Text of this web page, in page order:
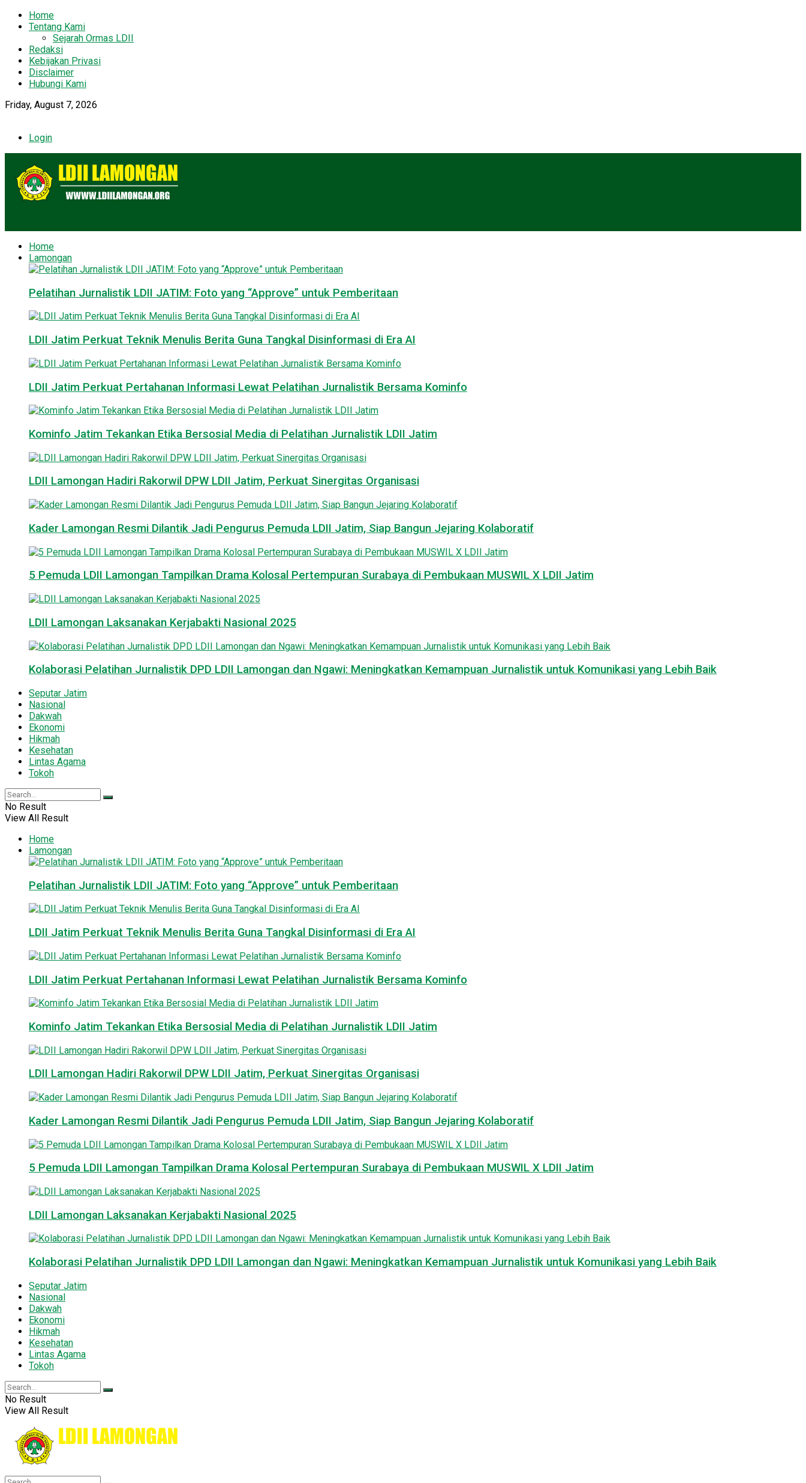
Home
Tentang Kami
Sejarah Ormas LDII
Redaksi
Kebijakan Privasi
Disclaimer
Hubungi Kami
Friday, August 7, 2026
Login
Home
Lamongan
Pelatihan Jurnalistik LDII JATIM: Foto yang “Approve” untuk Pemberitaan
LDII Jatim Perkuat Teknik Menulis Berita Guna Tangkal Disinformasi di Era AI
LDII Jatim Perkuat Pertahanan Informasi Lewat Pelatihan Jurnalistik Bersama Kominfo
Kominfo Jatim Tekankan Etika Bersosial Media di Pelatihan Jurnalistik LDII Jatim
LDII Lamongan Hadiri Rakorwil DPW LDII Jatim, Perkuat Sinergitas Organisasi
Kader Lamongan Resmi Dilantik Jadi Pengurus Pemuda LDII Jatim, Siap Bangun Jejaring Kolaboratif
5 Pemuda LDII Lamongan Tampilkan Drama Kolosal Pertempuran Surabaya di Pembukaan MUSWIL X LDII Jatim
LDII Lamongan Laksanakan Kerjabakti Nasional 2025
Kolaborasi Pelatihan Jurnalistik DPD LDII Lamongan dan Ngawi: Meningkatkan Kemampuan Jurnalistik untuk Komunikasi yang Lebih Baik
Seputar Jatim
Nasional
Dakwah
Ekonomi
Hikmah
Kesehatan
Lintas Agama
Tokoh
No Result
View All Result
Home
Lamongan
Pelatihan Jurnalistik LDII JATIM: Foto yang “Approve” untuk Pemberitaan
LDII Jatim Perkuat Teknik Menulis Berita Guna Tangkal Disinformasi di Era AI
LDII Jatim Perkuat Pertahanan Informasi Lewat Pelatihan Jurnalistik Bersama Kominfo
Kominfo Jatim Tekankan Etika Bersosial Media di Pelatihan Jurnalistik LDII Jatim
LDII Lamongan Hadiri Rakorwil DPW LDII Jatim, Perkuat Sinergitas Organisasi
Kader Lamongan Resmi Dilantik Jadi Pengurus Pemuda LDII Jatim, Siap Bangun Jejaring Kolaboratif
5 Pemuda LDII Lamongan Tampilkan Drama Kolosal Pertempuran Surabaya di Pembukaan MUSWIL X LDII Jatim
LDII Lamongan Laksanakan Kerjabakti Nasional 2025
Kolaborasi Pelatihan Jurnalistik DPD LDII Lamongan dan Ngawi: Meningkatkan Kemampuan Jurnalistik untuk Komunikasi yang Lebih Baik
Seputar Jatim
Nasional
Dakwah
Ekonomi
Hikmah
Kesehatan
Lintas Agama
Tokoh
No Result
View All Result